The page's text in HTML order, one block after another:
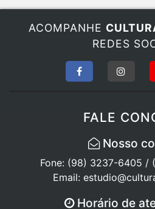
ACOMPANHE
REDES
FALE
Nosso
Fone: (98) 3237-6405 /
Email:
Horário de